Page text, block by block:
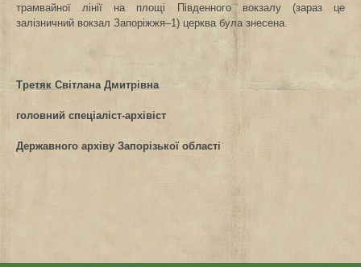
трамвайної лінії на площі Південного вокзалу (зараз це
залізничний вокзал Запоріжжя–1) церква була знесена.
Третяк Світлана Дмитрівна
головний спеціаліст-архівіст
Державного архіву Запорізької області